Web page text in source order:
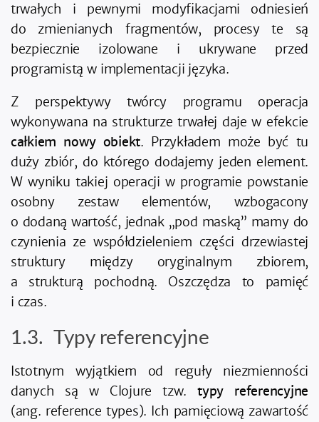
trwałych i pewnymi modyfikacjami odniesień
do zmienianych fragmentów, procesy te są
bezpiecznie izolowane i ukrywane przed
programistą w implementacji języka.
Z perspektywy twórcy programu operacja
wykonywana na strukturze trwałej daje w efekcie
całkiem nowy obiekt. Przykładem może być tu
duży zbiór, do którego dodajemy jeden element.
W wyniku takiej operacji w programie powstanie
osobny zestaw elementów, wzbogacony
o dodaną wartość, jednak „pod maską” mamy do
czynienia ze współdzieleniem części drzewiastej
struktury między oryginalnym zbiorem,
a strukturą pochodną. Oszczędza to pamięć
i czas.
Typy referencyjne
Istotnym wyjątkiem od reguły niezmienności
danych są w Clojure tzw.typy referencyjne
(ang. reference types). Ich pamięciową zawartość